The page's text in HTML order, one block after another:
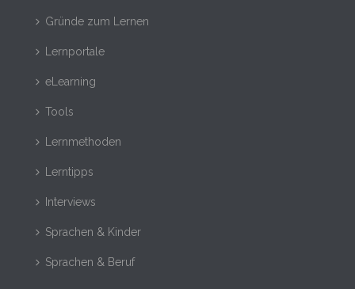
Gründe zum Lernen
Lernportale
eLearning
Tools
Lernmethoden
Lerntipps
Interviews
Sprachen & Kinder
Sprachen & Beruf